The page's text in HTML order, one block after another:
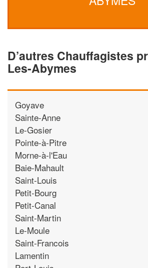
D’autres Chauffagistes
Les-Abymes
Goyave
Sainte-Anne
Le-Gosier
Pointe-à-Pitre
Morne-à-l'Eau
Baie-Mahault
Saint-Louis
Petit-Bourg
Petit-Canal
Saint-Martin
Le-Moule
Saint-Francois
Lamentin